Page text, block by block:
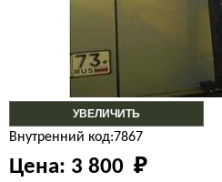
УВЕЛИЧИТЬ
Внутренний код:7867
Цена: 3 800 ₽